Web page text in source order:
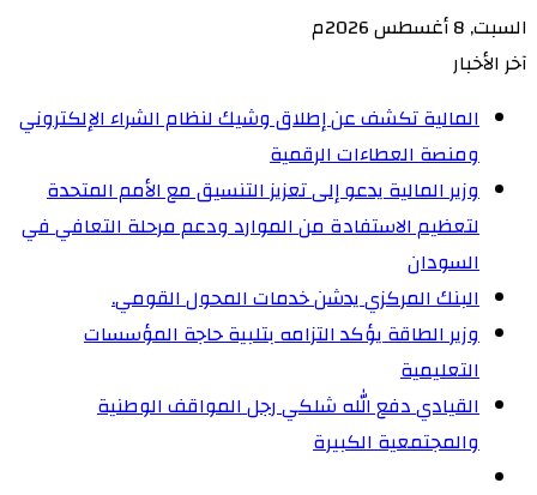
السبت, 8 أغسطس 2026م
آخر الأخبار
المالية تكشف عن إطلاق وشيك لنظام الشراء الإلكتروني
ومنصة العطاءات الرقمية
وزير المالية يدعو إلى تعزيز التنسيق مع الأمم المتحدة
لتعظيم الاستفادة من الموارد ودعم مرحلة التعافي في
السودان
البنك المركزي يدشن خدمات المحول القومي.
وزير الطاقة يؤكد التزامه بتلبية حاجة المؤسسات
التعليمية
القيادي دفع الله شلكي رجل المواقف الوطنية
والمجتمعية الكبيرة